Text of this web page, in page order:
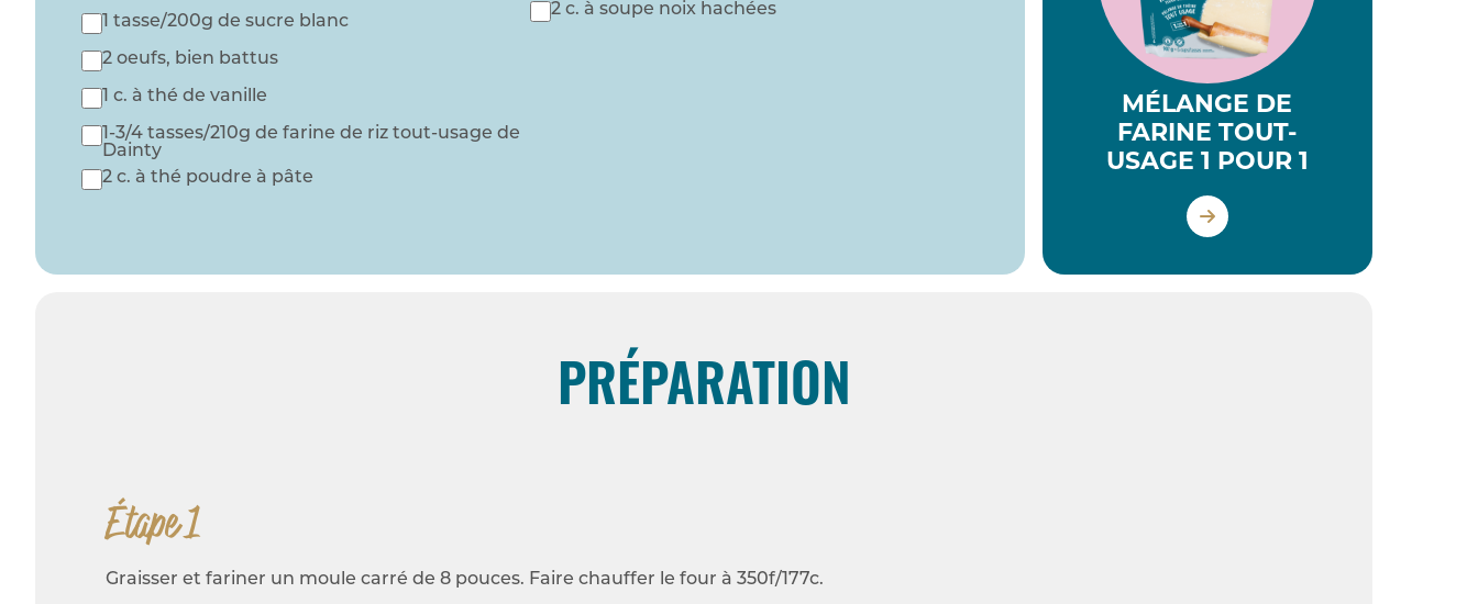
1 tasse/200g de sucre blanc
2 oeufs, bien battus
1 c. à thé de vanille
1-3/4 tasses/210g de farine de riz tout-usage de
Dainty
2 c. à thé poudre à pâte
2 c. à soupe noix hachées
MÉLANGE DE
FARINE TOUT-
USAGE 1 POUR 1
PRÉPARATION
Étape 1
Graisser et fariner un moule carré de 8 pouces. Faire chauffer le four à 350f/177c.